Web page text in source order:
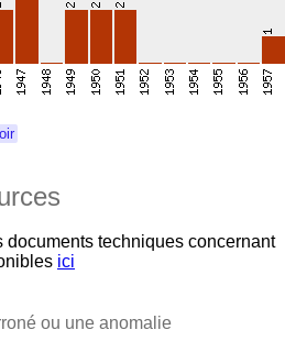
documents techniques concernant
ici
ou une anomalie